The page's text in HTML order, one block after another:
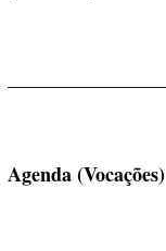
Agenda (Vocações)